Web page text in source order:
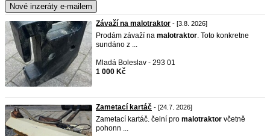
Nové inzeráty e-mailem
Závaží na malotraktor - [3.8. 2026]
Prodám závaží na malotraktor. Toto konkretne
sundáno z ...
Mladá Boleslav - 293 01
1 000 Kč
Zametací kartáč - [24.7. 2026]
Zametací kartáč. čelní pro malotraktor včetně
pohonn ...